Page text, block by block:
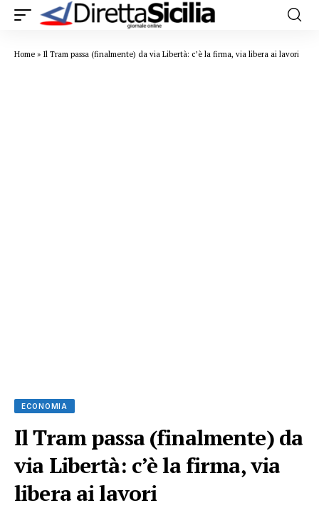
Home » Il Tram passa (finalmente) da via Libertà: c’è la firma, via libera ai lavori
ECONOMIA
Il Tram passa (finalmente) da
via Libertà: c’è la firma, via
libera ai lavori